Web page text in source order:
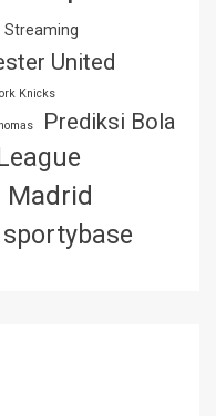
Streaming
United
Knicks
Prediksi Bola
Madrid
sportybase